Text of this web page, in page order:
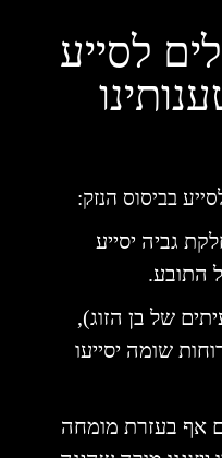
לסייע
בביסוס הנזק:
גביה יסייע
התובע.
של בן הזוג),
שכר/ טופסי 106/ דוחות שומה יסייעו
אף בעזרת מומחה